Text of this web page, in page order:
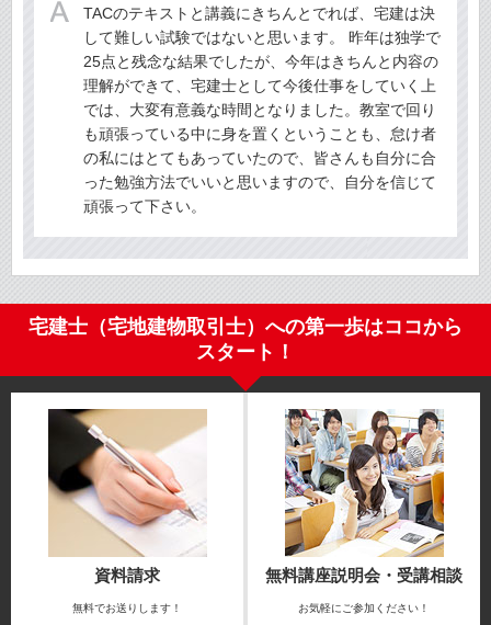
TACのテキストと講義にきちんとでれば、宅建は決
して難しい試験ではないと思います。 昨年は独学で
25点と残念な結果でしたが、今年はきちんと内容の
理解ができて、宅建士として今後仕事をしていく上
では、大変有意義な時間となりました。教室で回り
も頑張っている中に身を置くということも、怠け者
の私にはとてもあっていたので、皆さんも自分に合
った勉強方法でいいと思いますので、自分を信じて
頑張って下さい。
宅建士（宅地建物取引士）への第一歩はココから
スタート！
資料請求
無料でお送りします！
無料講座説明会・受講相談
お気軽にご参加ください！